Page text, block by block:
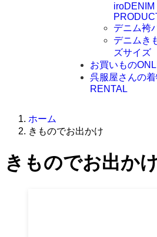
iroDENIM
デニム袴
デニムき
ズサイズ
お買いもの
呉服屋さんの
RENTAL
ホーム
きものでお出かけ
きものでお出か